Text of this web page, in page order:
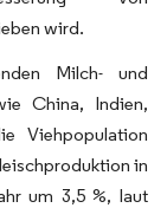
wird.
Milch- und
China, Indien,
Viehpopulation
in
um 3,5 %, laut